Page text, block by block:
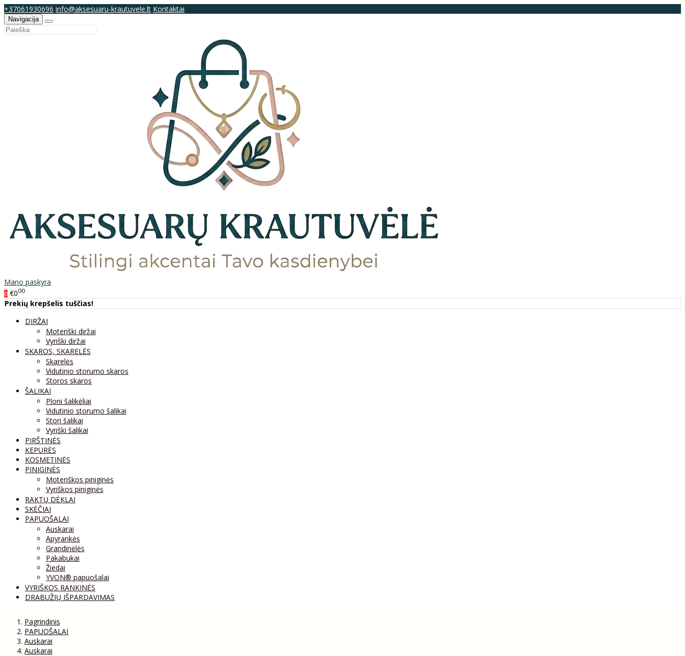
+37061930696 info@aksesuaru-krautuvele.lt Kontaktai
Navigacija
Mano paskyra
0 €000
Prekių krepšelis tuščias!
DIRŽAI
Moteriški diržai
Vyriški diržai
SKAROS, SKARELĖS
Skarelės
Vidutinio storumo skaros
Storos skaros
ŠALIKAI
Ploni šalikėliai
Vidutinio storumo šalikai
Stori šalikai
Vyriški šalikai
PIRŠTINĖS
KEPURĖS
KOSMETINĖS
PINIGINĖS
Moteriškos piniginės
Vyriškos piniginės
RAKTŲ DĖKLAI
SKĖČIAI
PAPUOŠALAI
Auskarai
Apyrankės
Grandinėlės
Pakabukai
Žiedai
YVON® papuošalai
VYRIŠKOS RANKINĖS
DRABUŽIŲ IŠPARDAVIMAS
Pagrindinis
PAPUOŠALAI
Auskarai
Auskarai